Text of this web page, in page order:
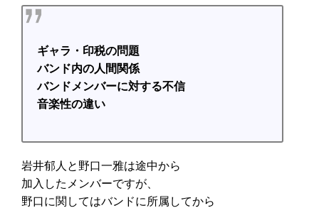
ギャラ・印税の問題
バンド内の人間関係
バンドメンバーに対する不信
音楽性の違い
岩井郁人と野口一雅は途中から
加入したメンバーですが、
野口に関してはバンドに所属してから